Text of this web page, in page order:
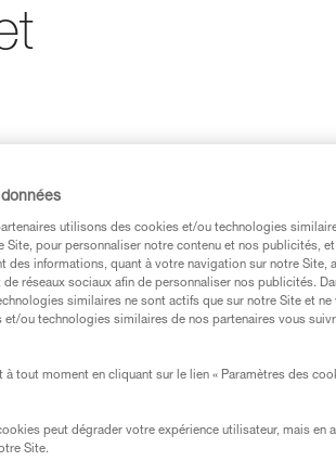
qui permet de gagner du
d'ascension en alternatif
les longues montées.
dans ce conseil avant de le
technique pour pouvoir
spécifique. Validez avec
toute sécurité, avant de la
utilisons des cookies et/ou technologies
Site, pour personnaliser notre contenu et nos publicités,
des informations, quant à votre navigation sur notre Site,
réseaux sociaux afin de personnaliser nos publicités.
similaires ne sont actifs que sur notre Site et ne
et/ou technologies similaires de nos partenaires vous
tout moment en cliquant sur le lien « Paramètres des
peut dégrader votre expérience utilisateur, mais en
Site.